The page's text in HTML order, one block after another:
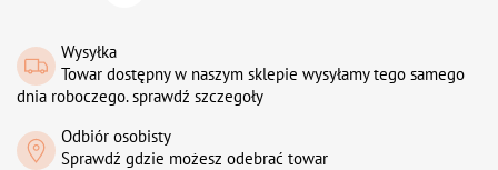
Wysyłka
Towar dostępny w naszym sklepie wysyłamy tego samego
dnia roboczego. sprawdź szczegoły
Odbiór osobisty
Sprawdź gdzie możesz odebrać towar